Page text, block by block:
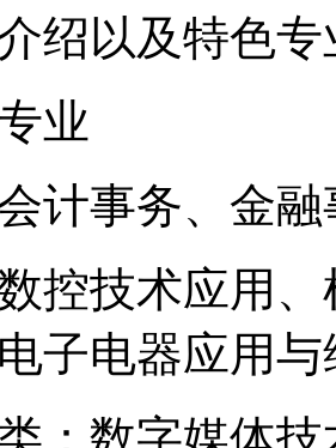
绍以及特色
业
计事务、金
控技术应用
子电器应用
：数字媒体